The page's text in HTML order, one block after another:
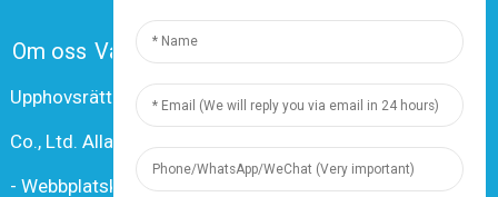
Om oss Vanliga frågor
Upphovsrätt © 2024 Shanghai Dingzun Electric & Cable
Co., Ltd. Alla rättigheter förbehållna.
- Webbplatskarta- Resource